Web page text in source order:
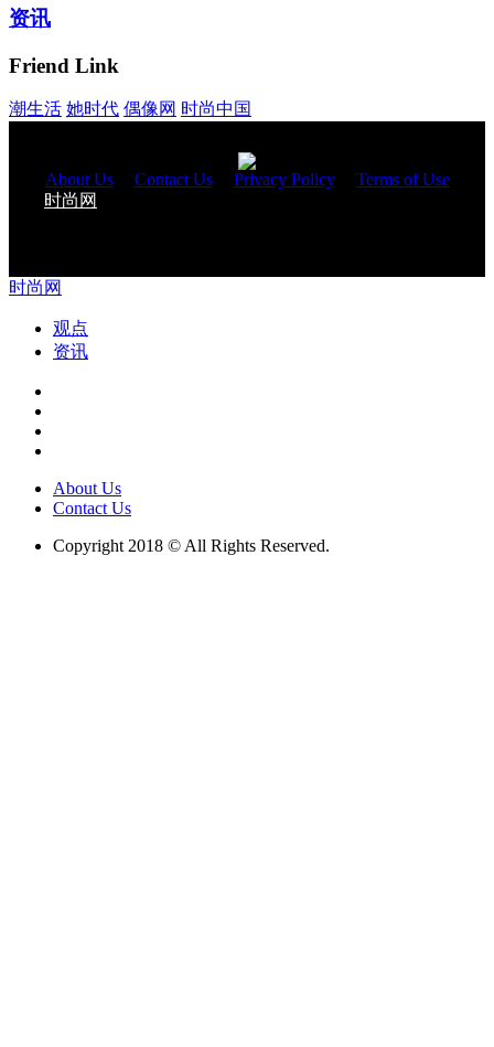
资讯
Friend Link
潮生活 她时代 偶像网 时尚中国
About Us| Contact Us| Privacy Policy| Terms of Use
时尚网
时尚网
观点
资讯
About Us
Contact Us
Copyright 2018 © All Rights Reserved.